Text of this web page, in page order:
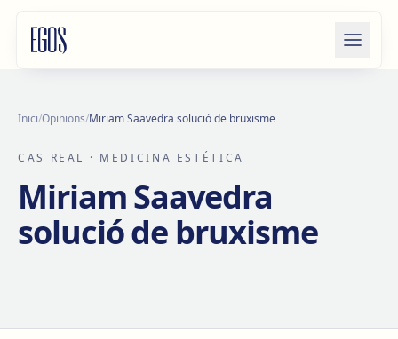
Inici/Opinions/Miriam Saavedra solució de bruxisme
CAS REAL · MEDICINA ESTÉTICA
Miriam Saavedra
solució de bruxisme